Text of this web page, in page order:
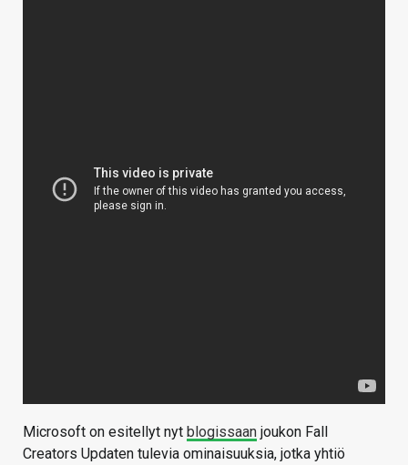
Microsoft on esitellyt nyt blogissaan joukon Fall
Creators Updaten tulevia ominaisuuksia, jotka yhtiö